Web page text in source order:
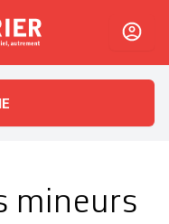
L'essentiel, autrement
mineurs